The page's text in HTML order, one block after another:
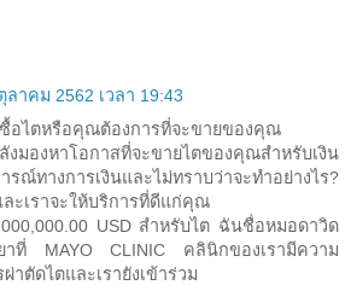
ลาคม 2562 เวลา 19:43
อไตหรือคุณต้องการที่จะขายของคุณ
องหาโอกาสที่จะขายไตของคุณสำหรับเงิน
รณ์ทางการเงินและไม่ทราบว่าจะทำอย่างไร?
ะเราจะให้บริการที่ดีแก่คุณ
USD สำหรับไต ฉันชื่อหมอดาวิด
าที่ MAYO CLINIC คลินิกของเรามีความ
าตัดไตและเรายังเข้าร่วม